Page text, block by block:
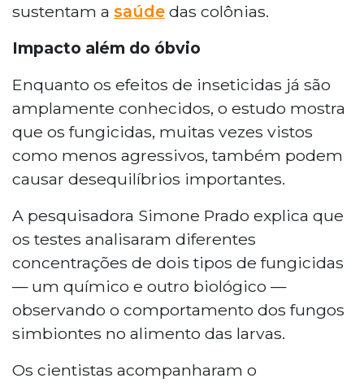
sustentam a saúde das colônias.
Impacto além do óbvio
Enquanto os efeitos de inseticidas já são
amplamente conhecidos, o estudo mostra
que os fungicidas, muitas vezes vistos
como menos agressivos, também podem
causar desequilíbrios importantes.
A pesquisadora Simone Prado explica que
os testes analisaram diferentes
concentrações de dois tipos de fungicidas
— um químico e outro biológico —
observando o comportamento dos fungos
simbiontes no alimento das larvas.
Os cientistas acompanharam o